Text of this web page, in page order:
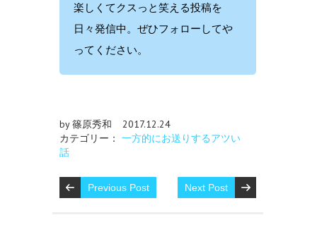
楽しくてクスっと笑える投稿を
日々発信中。ぜひフォローしてや
ってください。
by 篠原秀和
2017.12.24
カテゴリー： 一方的にお送りするアツい
話
Previous Post Next Post